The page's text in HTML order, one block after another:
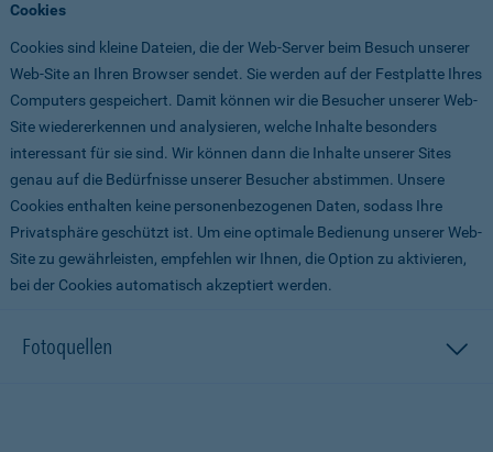
Cookies
Cookies sind kleine Dateien, die der Web-Server beim Besuch unserer
Web-Site an Ihren Browser sendet. Sie werden auf der Festplatte Ihres
Computers gespeichert. Damit können wir die Besucher unserer Web-
Site wiedererkennen und analysieren, welche Inhalte besonders
interessant für sie sind. Wir können dann die Inhalte unserer Sites
genau auf die Bedürfnisse unserer Besucher abstimmen. Unsere
Cookies enthalten keine personenbezogenen Daten, sodass Ihre
Privatsphäre geschützt ist. Um eine optimale Bedienung unserer Web-
Site zu gewährleisten, empfehlen wir Ihnen, die Option zu aktivieren,
bei der Cookies automatisch akzeptiert werden.
Fotoquellen